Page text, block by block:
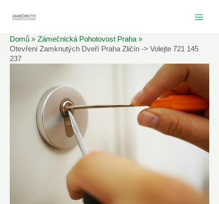
Domů
Zámečnická Pohotovost Praha
Otevření Zamknutých Dveří Praha Zličín -> Volejte 721 145
237